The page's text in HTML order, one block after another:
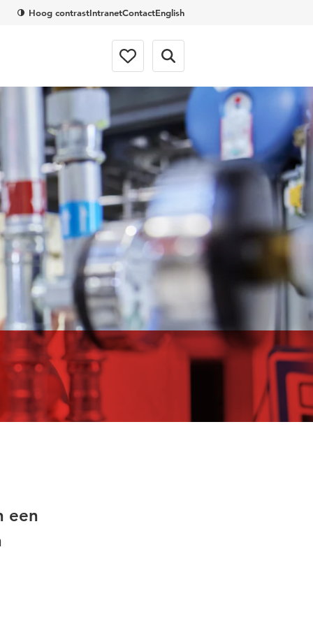
Hoog contrastIntranetContactEnglish
een